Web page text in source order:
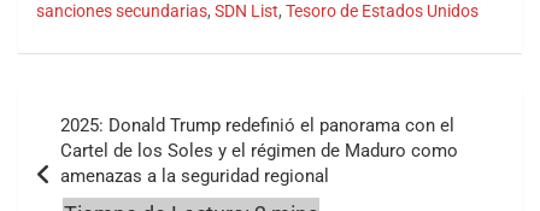
sanciones secundarias, SDN List, Tesoro de Estados Unidos
entradas
2025: Donald Trump redefinió el panorama con el
Cartel de los Soles y el régimen de Maduro como
amenazas a la seguridad regional